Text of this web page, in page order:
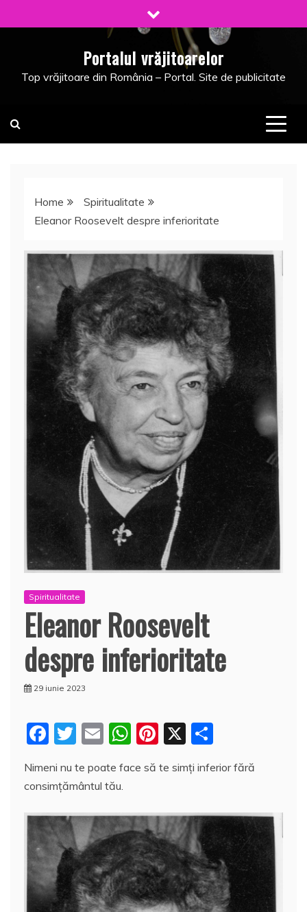
to
Portalul vrăjitoarelor
Top vrăjitoare din România – Portal. Site de publicitate
Home
Spiritualitate
Eleanor Roosevelt despre inferioritate
Spiritualitate
Eleanor Roosevelt
despre inferioritate
29 iunie 2023
F
c
e
b
o
o
k
T
itt
er
E
ai
l
W
at
A
p
p
Pi
er
st
X
rt
e
a
z
ă
Nimeni nu te poate face să te simți inferior fără
consimțământul tău.